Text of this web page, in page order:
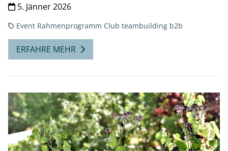
5. Jänner 2026
Event Rahmenprogramm Club teambuilding b2b
ERFAHRE MEHR